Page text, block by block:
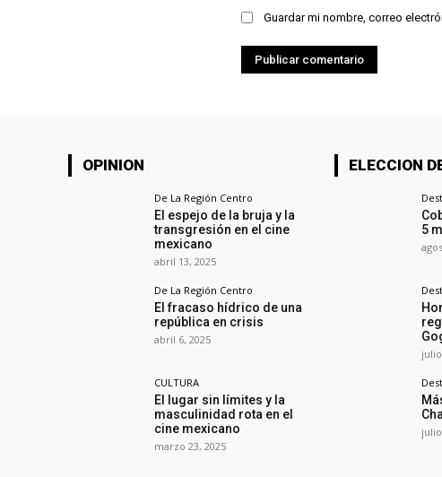
Guardar mi nombre, correo
OPINION
De La Región Centro
El espejo de la bruja y la
transgresión en el cine
mexicano
abril 13, 2025
De La Región Centro
El fracaso hídrico de una
república en crisis
abril 6, 2025
CULTURA
El lugar sin límites y la
masculinidad rota en el
cine mexicano
marzo 23, 2025
ELECCION
5